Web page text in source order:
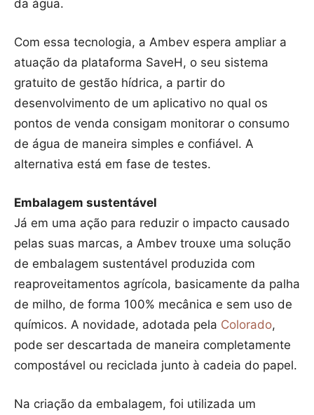
da água.
Com essa tecnologia, a Ambev espera ampliar a
atuação da plataforma SaveH, o seu sistema
gratuito de gestão hídrica, a partir do
desenvolvimento de um aplicativo no qual os
pontos de venda consigam monitorar o consumo
de água de maneira simples e confiável. A
alternativa está em fase de testes.
Embalagem sustentável
Já em uma ação para reduzir o impacto causado
pelas suas marcas, a Ambev trouxe uma solução
de embalagem sustentável produzida com
reaproveitamentos agrícola, basicamente da palha
de milho, de forma 100% mecânica e sem uso de
químicos. A novidade, adotada pela Colorado,
pode ser descartada de maneira completamente
compostável ou reciclada junto à cadeia do papel.
Na criação da embalagem, foi utilizada um